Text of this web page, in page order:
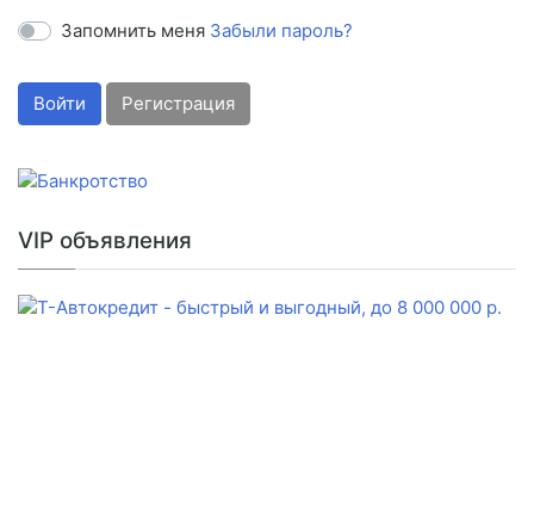
Запомнить меня Забыли пароль?
Войти Регистрация
VIP объявления